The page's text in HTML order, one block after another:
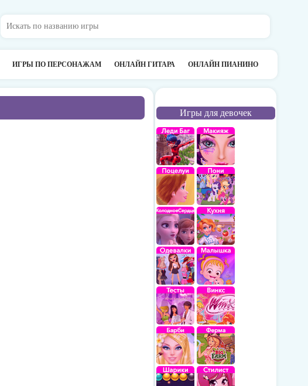
ИГРЫ ПО ПЕРСОНАЖАМ ОНЛАЙН ГИТАРА ОНЛАЙН ПИАНИНО
Игры для девочек